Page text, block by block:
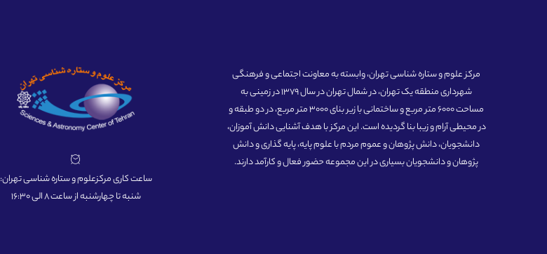
مرکز علوم و ستاره شناسی تهران، وابسته به معاونت اجتماعی و فرهنگی
شهرداری منطقه یک تهران، در شمال تهران در سال 1379 در زمینی به
مساحت 6000 متر مربع و ساختمانی با زیر بنای 3000 متر مربع، در دو طبقه و
در محیطی آرام و زیبا بنا گردیده است. این مرکز با هدف آشنایی دانش آموزان،
دانشجویان، دانش پژوهان و عموم مردم با علوم پایه، پایه گذاری و دانش
پژوهان و دانشجویان بسیاری در این مجموعه حضور فعال و کارآمد دارند.
ساعت کاری مرکزعلوم و ستاره شناسی تهران:
شنبه تا چهارشنبه از ساعت 8 الی 16:30